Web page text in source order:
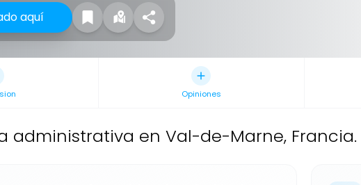
aquí
Opiniones
administrativa en Val-de-Marne, Francia.